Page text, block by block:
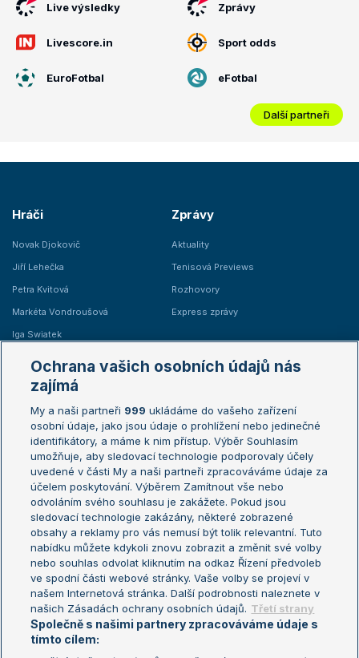
Live výsledky Zprávy
Livescore.in Sport odds
EuroFotbal eFotbal
Další partneři
Hráči
Novak Djokovič
Jiří Lehečka
Petra Kvitová
Markéta Vondroušová
Iga Swiatek
Zprávy
Aktuality
Tenisová Previews
Rozhovory
Express zprávy
Žebříčky
Žebříček ATP (muži)
Žebříček WTA (ženy)
Sázkařský žebříček
Australian Open
French Open
Wimbledon
US Open
Turnaj mistrů
Turnaj mistryň
Aktualní trendy
Fotbalové přestupy
Livesport Daily
LS Prague Open
Ochrana vašich osobních údajů nás
zajímá
My a naši partneři 999 ukládáme do vašeho zařízení
osobní údaje, jako jsou údaje o prohlížení nebo jedinečné
identifikátory, a máme k nim přístup. Výběr Souhlasím
umožňuje, aby sledovací technologie podporovaly účely
uvedené v části My a naši partneři zpracováváme údaje za
účelem poskytování. Výběrem Zamítnout vše nebo
odvoláním svého souhlasu je zakážete. Pokud jsou
sledovací technologie zakázány, některé zobrazené
obsahy a reklamy pro vás nemusí být tolik relevantní. Tuto
nabídku můžete kdykoli znovu zobrazit a změnit své volby
nebo souhlas odvolat kliknutím na odkaz Řízení předvoleb
ve spodní části webové stránky. Vaše volby se projeví v
našem Internetová stránka. Další podrobnosti naleznete v
našich Zásadách ochrany osobních údajů. Třetí strany
Společně s našimi partnery zpracováváme údaje s
tímto cílem: